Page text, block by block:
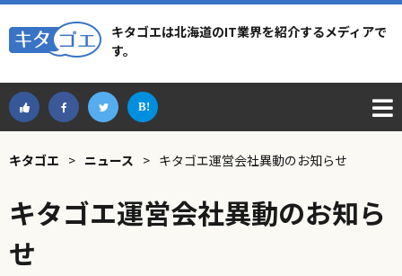
キタゴエは北海道のIT業界を紹介するメディアで
す。
キタゴエ > ニュース > キタゴエ運営会社異動のお知らせ
キタゴエ運営会社異動のお知ら
せ